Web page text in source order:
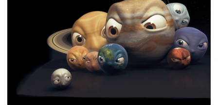
TV Program
Časopis